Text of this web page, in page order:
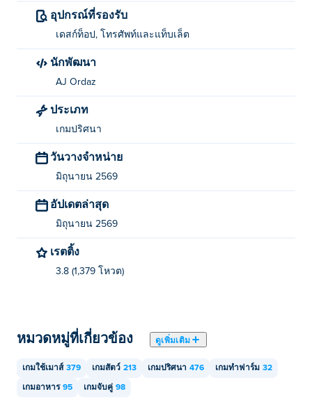
คลิกหรือแตะเพื่อเลือก คลิกค้างไว้เพื่อรวมตัวเลือก
เกม Veggie Merge สร้างโดย AJ Ordaz ลองเล่นเกมอื่นๆ
Cleaning Story, nekopirate,
A Pretty Odd Bunny: Roast it!
ฉันจะเล่น Veggie Merge ได้ฟรีได้อย่างไร?
คุณสามารถเล่น Veggie Merge ได้ฟรีบน Poki
และคอมพิวเตอร์ได้หรือไม่?
อุปกรณ์ที่รองรับ
เดสก์ท็อป, โทรศัพท์และแท็บเล็ต
นักพัฒนา
AJ Ordaz
ประเภท
เกมปริศนา
วันวางจำหน่าย
มิถุนายน 2569
อัปเดตล่าสุด
มิถุนายน 2569
เรตติ้ง
3.8 (1,379 โหวต)
หมวดหมู่ที่เกี่ยวข้อง ดูเพิ่มเติม
เกมใช้เมาส์ 379 เกมสัตว์ 213 เกมปริศนา 476 เกมทำฟาร์ม 32
เกมอาหาร 95 เกมจับคู่ 98